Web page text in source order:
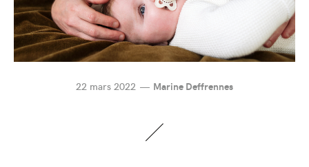
22 mars 2022 Marine Deffrennes